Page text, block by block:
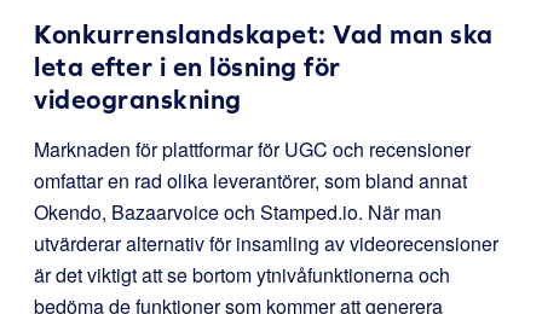
Konkurrenslandskapet: Vad man ska
leta efter i en lösning för
videogranskning
Marknaden för plattformar för UGC och recensioner
omfattar en rad olika leverantörer, som bland annat
Okendo, Bazaarvoice och Stamped.io. När man
utvärderar alternativ för insamling av videorecensioner
är det viktigt att se bortom ytnivåfunktionerna och
bedöma de funktioner som kommer att generera